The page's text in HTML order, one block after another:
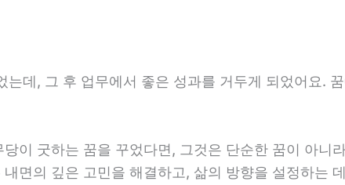
는데, 그 후 업무에서 좋은 성과를 거두게 되었어요.
이 굿하는 꿈을 꾸었다면, 그것은 단순한 꿈이 아니
면의 깊은 고민을 해결하고, 삶의 방향을 설정하는